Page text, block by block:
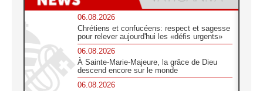
06.08.2026
Chrétiens et confucéens: respect et sagesse
pour relever aujourd'hui les «défis urgents»
06.08.2026
À Sainte-Marie-Majeure, la grâce de Dieu
descend encore sur le monde
06.08.2026